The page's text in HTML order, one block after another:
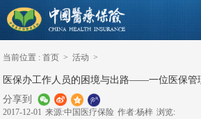
当前位置 : 首页 > 活动 >
医保办工作人员的困境与出路——一位医保管
分享到
2017-12-01 来源:中国医疗保险 作者:杨梓 浏览: